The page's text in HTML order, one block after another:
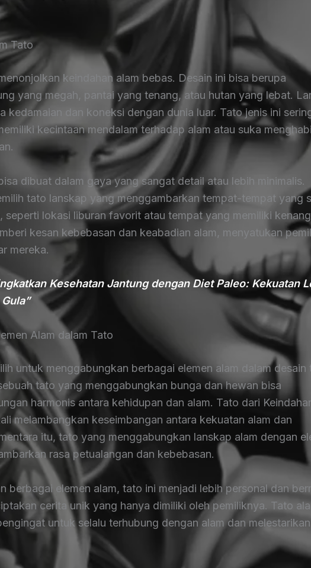
Tato
keindahan alam bebas. Desain ini bisa berupa
yang megah, pantai yang tenang, atau hutan yang lebat.
kedamaian dan koneksi dengan dunia luar. Tato jenis ini
kecintaan mendalam terhadap alam atau suka
dibuat dalam gaya yang sangat detail atau lebih minimalis.
tato lanskap yang menggambarkan tempat-tempat yang
seperti lokasi liburan favorit atau tempat yang memiliki
kesan kebebasan dan keabadian alam, menyatukan
mereka.
Kesehatan Jantung dengan Diet Paleo: Kekuatan
Alam dalam Tato
untuk menggabungkan berbagai elemen alam dalam desain
tato yang menggabungkan bunga dan hewan bisa
harmonis antara kehidupan dan alam. Tato dari
melambangkan keseimbangan antara kekuatan alam dan
itu, tato yang menggabungkan lanskap alam dengan
rasa petualangan dan kebebasan.
berbagai elemen alam, tato ini menjadi lebih personal dan
cerita unik yang hanya dimiliki oleh pemiliknya. Tato
untuk selalu terhubung dengan alam dan melestarikan